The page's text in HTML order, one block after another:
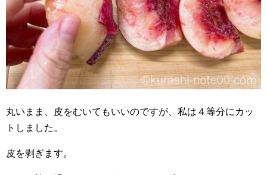
丸いまま、皮をむいてもいいのですが、私は４等分にカッ
トしました。
皮を剥ぎます。